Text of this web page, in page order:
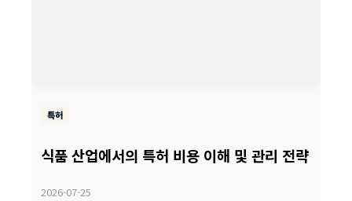
특허
식품 산업에서의 특허 비용 이해 및 관리 전략
2026-07-25